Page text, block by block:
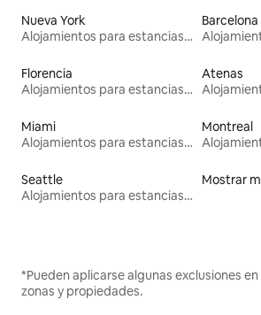
Nueva York
Alojamientos para estancias largas
Barcelona
Florencia
Alojamientos para estancias largas
Atenas
Miami
Alojamientos para estancias largas
Montreal
Seattle
Alojamientos para estancias largas
Mostrar
*Pueden aplicarse algunas exclusiones
zonas y propiedades.